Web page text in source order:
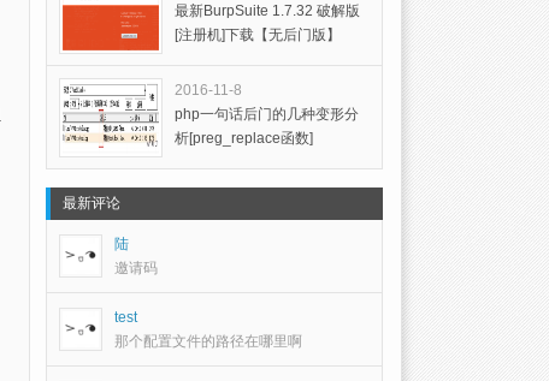
最新BurpSuite 1.7.32 破解版
[注册机]下载【无后门版】
2016-11-8
php一句话后门的几种变形分
析[preg_replace函数]
最新评论
陆
邀请码
test
那个配置文件的路径在哪里啊